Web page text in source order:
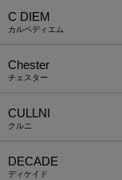
C DIEM
カルペディエム
Chester
チェスター
CULLNI
クルニ
DECADE
ディケイド